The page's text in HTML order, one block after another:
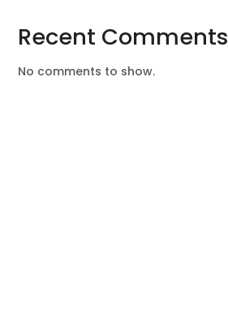
Recent Comments
No comments to show.